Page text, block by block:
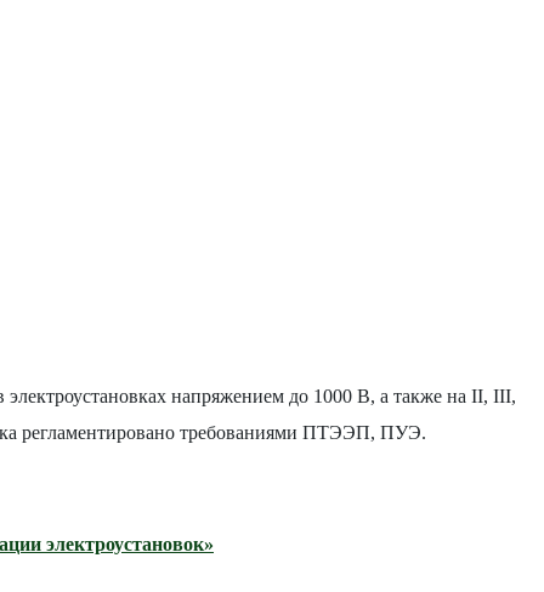
электроустановках напряжением до 1000 В, а также на II, III,
регламентировано требованиями ПТЭЭП, ПУЭ.
электроустановок»